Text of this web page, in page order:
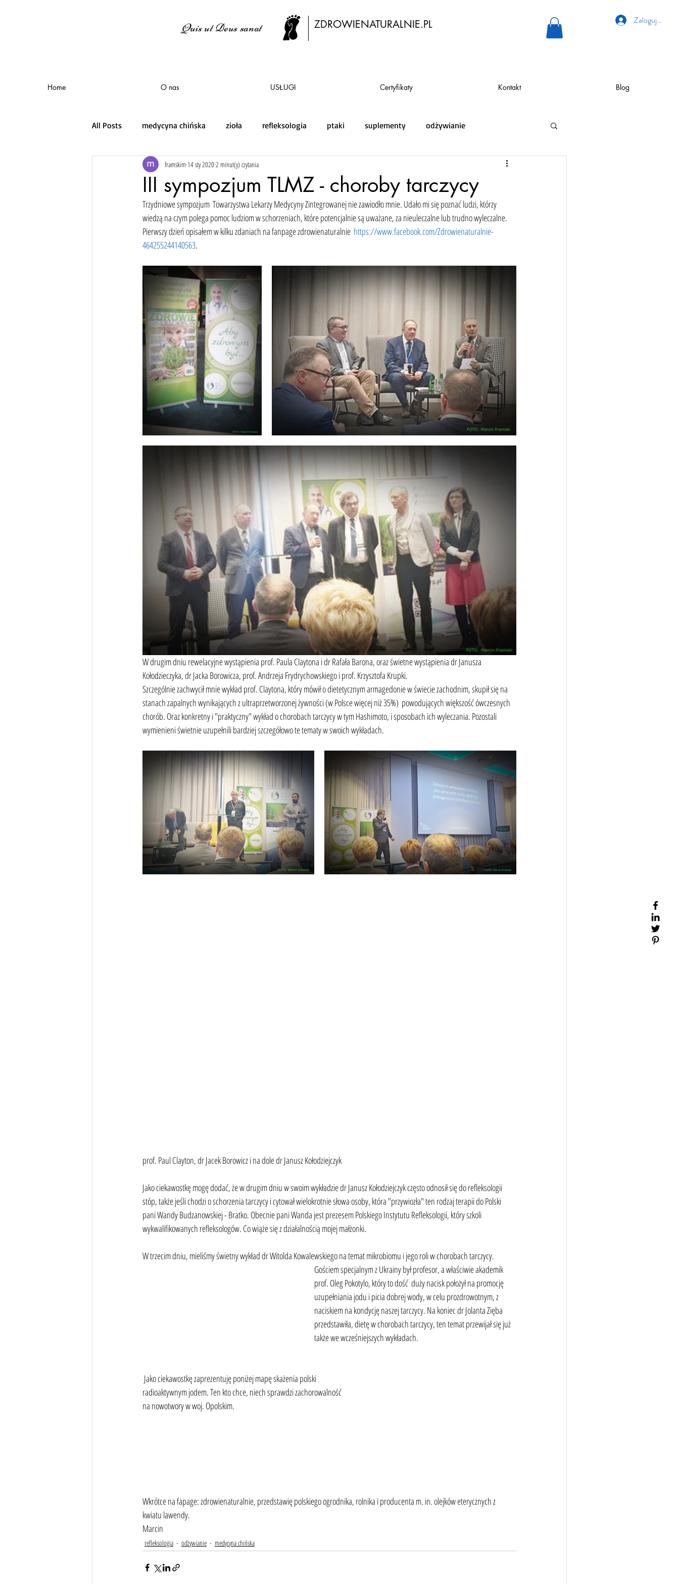
Zaloguj się
Quis ut Deus sanat ZDROWIENATURALNIE.PL
Home O nas USŁUGI Certyfikaty Kontakt Blog
All Posts medycyna chińska zioła refleksologia ptaki suplementy odżywianie
III sympozjum TLMZ - choroby tarczycy
framskim 14 sty 2020 2 minut(y) czytania
Trzydniowe sympozjum  Towarzystwa Lekarzy Medycyny Zintegrowanej nie zawiodło mnie. Udało mi się poznać ludzi, którzy
wiedzą na czym polega pomoc ludziom w schorzeniach, które potencjalnie są uważane, za nieuleczalne lub trudno wyleczalne.
Pierwszy dzień opisałem w kilku zdaniach na fanpage zdrowienaturalnie https://www.facebook.com/Zdrowienaturalnie-
464255244140563.
W drugim dniu rewelacyjne wystąpienia prof. Paula Claytona i dr Rafała Barona, oraz świetne wystąpienia dr Janusza
Kołodzieczyka, dr Jacka Borowicza, prof. Andrzeja Frydrychowskiego i prof. Krzysztofa Krupki.
Szczególnie zachwycił mnie wykład prof. Claytona, który mówił o dietetycznym armagedonie w świecie zachodnim, skupił się na
stanach zapalnych wynikających z ultraprzetworzonej żywności (w Polsce więcej niż 35%)  powodujących większość ówczesnych
chorób. Oraz konkretny i "praktyczny" wykład o chorobach tarczycy w tym Hashimoto, i sposobach ich wyleczania. Pozostali
wymienieni świetnie uzupełnili bardziej szczegółowo te tematy w swoich wykładach.
prof. Paul Clayton, dr Jacek Borowicz i na dole dr Janusz Kołodziejczyk
Jako ciekawostkę mogę dodać, że w drugim dniu w swoim wykładzie dr Janusz Kołodziejczyk często odnosił się do refleksologii
stóp, także jeśli chodzi o schorzenia tarczycy i cytował wielokrotnie słowa osoby, która "przywiozła" ten rodzaj terapii do Polski
pani Wandy Budzanowskiej - Bratko. Obecnie pani Wanda jest prezesem Polskiego Instytutu Refleksologii, który szkoli
wykwalifikowanych refleksologów. Co wiąże się z działalnością mojej małżonki.
W trzecim dniu, mieliśmy świetny wykład dr Witolda Kowalewskiego na temat mikrobiomu i jego roli w chorobach tarczycy.
Gościem specjalnym z Ukrainy był profesor, a właściwie akademik
prof. Oleg Pokotylo, który to dość  duży nacisk położył na promocję
uzupełniania jodu i picia dobrej wody, w celu prozdrowotnym, z
naciskiem na kondycję naszej tarczycy. Na koniec dr Jolanta Zięba
przedstawiła, dietę w chorobach tarczycy, ten temat przewijał się już
także we wcześniejszych wykładach.
radioaktywnym jodem. Ten kto chce, niech sprawdzi zachorowalność
na nowotwory w woj. Opolskim.
Wkrótce na fapage: zdrowienaturalnie, przedstawię polskiego ogrodnika, rolnika i producenta m. in. olejków eterycznych z
kwiatu lawendy.
Marcin
refleksologia odżywianie medycyna chińska